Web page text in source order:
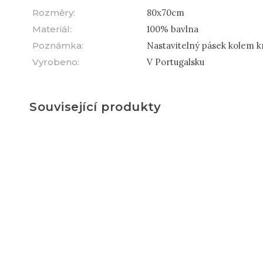
Rozměry:
80x70cm
Materiál:
100% bavlna
Poznámka:
Nastavitelný pásek kolem
Vyrobeno: V Portugalsku
Související produkty